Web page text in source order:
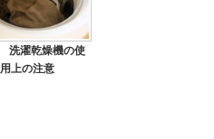
洗濯乾燥機の使
用上の注意